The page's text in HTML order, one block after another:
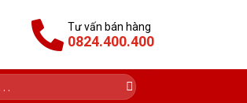
Tư vấn bán hàng
0824.400.400